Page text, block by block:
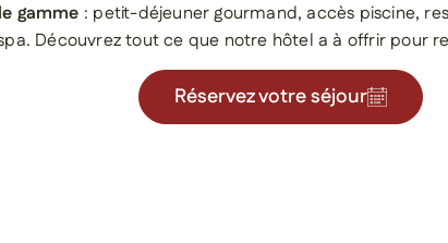
gamme : petit-déjeuner gourmand, accès piscine,
Découvrez tout ce que notre hôtel a à offrir pour
Réservez votre séjour